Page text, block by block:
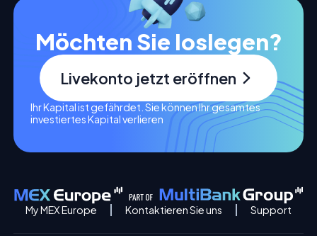
Möchten Sie loslegen?
Livekonto jetzt eröffnen
Ihr Kapital ist gefährdet. Sie können Ihr gesamtes
investiertes Kapital verlieren
My MEX Europe Kontaktieren Sie uns Support